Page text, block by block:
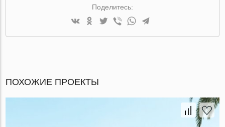
Поделитесь:
ПОХОЖИЕ ПРОЕКТЫ